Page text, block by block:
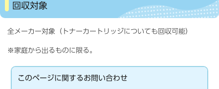
回収対象
全メーカー対象（トナーカートリッジについても回収可能）
※家庭から出るものに限る。
このページに関するお問い合わせ